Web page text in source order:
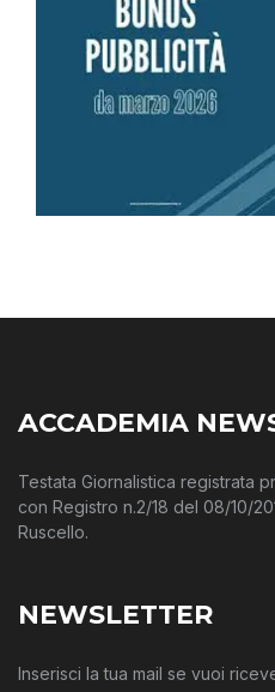
ACCADEMIA
Testata Giornalistica registrata
con Registro n.2/18 del 08/10/
Ruscello.
NEWSLETTER
Inserisci la tua mail se vuoi